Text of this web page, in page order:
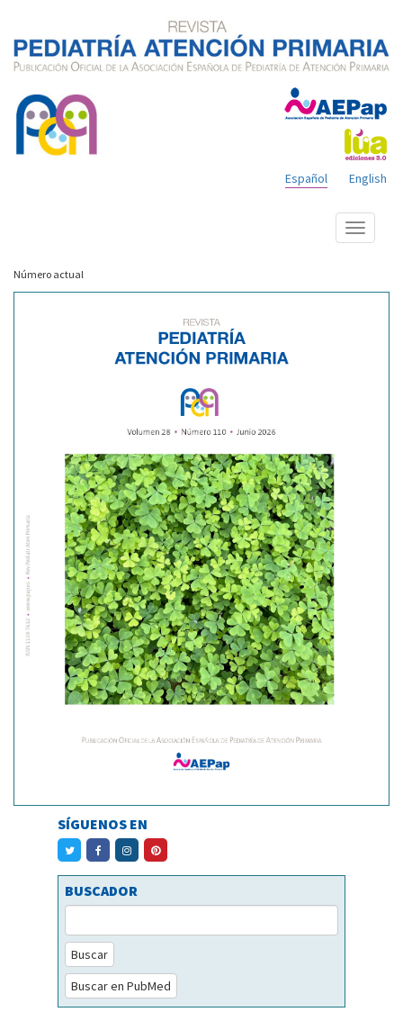
English
Español
Mostrar
menú
Número actual
SÍGUENOS EN
BUSCADOR
Buscar
Buscar en PubMed